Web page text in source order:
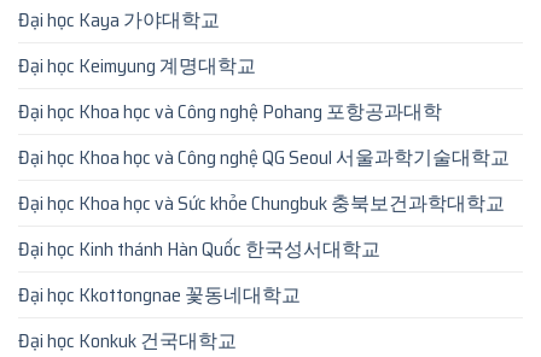
Đại học Kaya 가야대학교
Đại học Keimyung 계명대학교
Đại học Khoa học và Công nghệ Pohang 포항공과대학
Đại học Khoa học và Công nghệ QG Seoul 서울과학기술대학교
Đại học Khoa học và Sức khỏe Chungbuk 충북보건과학대학교
Đại học Kinh thánh Hàn Quốc 한국성서대학교
Đại học Kkottongnae 꽃동네대학교
Đại học Konkuk 건국대학교